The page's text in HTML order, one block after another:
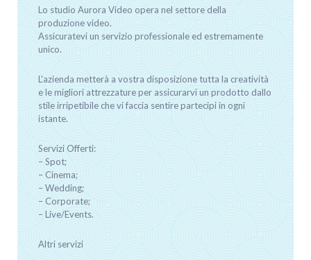
Lo studio Aurora Video opera nel settore della
produzione video.
Assicuratevi un servizio professionale ed estremamente
unico.
L'azienda metterà a vostra disposizione tutta la creatività
e le migliori attrezzature per assicurarvi un prodotto dallo
stile irripetibile che vi faccia sentire partecipi in ogni
istante.
Servizi Offerti:
– Spot;
– Cinema;
– Wedding;
– Corporate;
– Live/Events.
Altri servizi